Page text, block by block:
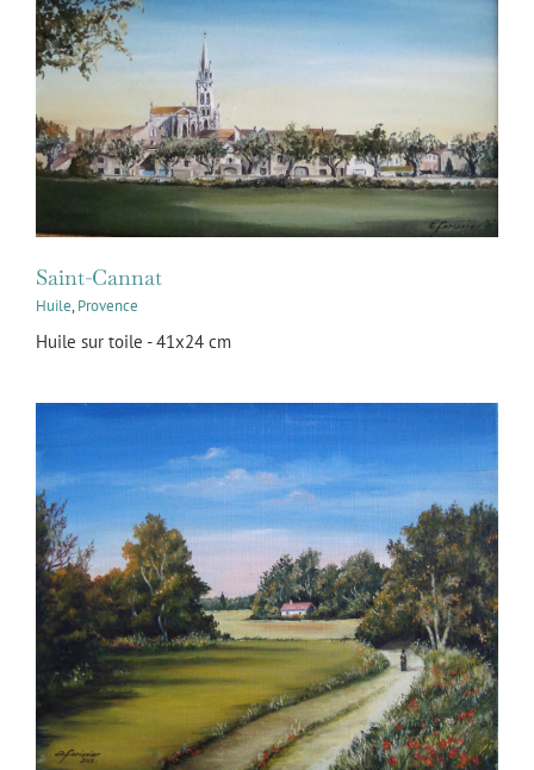
Saint-Cannat
Huile, Provence
Huile sur toile - 41x24 cm